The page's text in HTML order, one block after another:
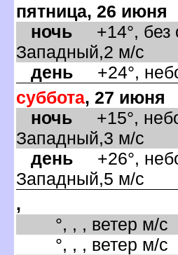
пятница, 26 июня
ночь +14°, без
Западный,2 м/с
день +24°,
суббота, 27 июня
ночь +15°,
Западный,3 м/с
день +26°,
Западный,5 м/с
,
°, , , ветер м/с
°, , , ветер м/с